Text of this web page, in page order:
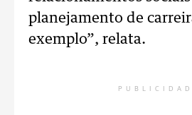
planejamento de
exemplo”, relata.